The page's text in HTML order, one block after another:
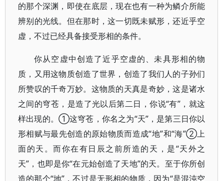
的那个深渊，即使在底层，现在也有一种为鳞介所能
辨别的光线。但在那时，这一切既未赋形，还近乎空
虚，不过已经具备接受形相的条件。
你从空虚中创造了近乎空虚的、未具形相的物
质，又用这物质创造了世界，创造了我们人的子孙们
所赞叹的千奇万妙。这物质的天真是奇妙，这是诸水
之间的穹苍，是造了光以后第二日，你说“有”，就这
样出现的。①这穹苍，你名之为“天”，是第三日你以
形相赋与最先创造的原始物质而造成“地”和“海”②上
面的天。而你在有日辰之前所造的天，是“天外之
天”，也即是你“在元始创造了天地”的天。至于你所创
造的那个“地”，不过是无形相的物质，因为“是混沌空